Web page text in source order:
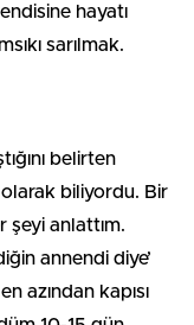
hayatı
sarılmak.
belirten
olarak biliyordu. Bir
şeyi anlattım.
annendi diye’
azından kapısı